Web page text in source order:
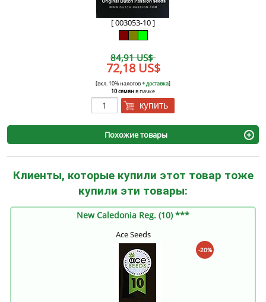
[ 003053-10 ]
84,91 US$
72,18 US$
[вкл. 10% налогов+ доставка]
10 семянв пачке
купить
Похожие товары
Клиенты, которые купили этот товар тоже
купили эти товары:
New Caledonia Reg. (10) ***
Ace Seeds
-20%